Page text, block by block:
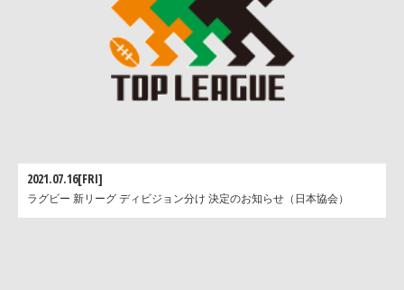
2021.07.16[FRI]
ラグビー 新リーグ ディビジョン分け 決定のお知らせ（日本協会）